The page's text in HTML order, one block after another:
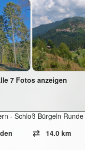
7 Fotos anzeigen
- Schloß Bürgeln Runde
14.0 km